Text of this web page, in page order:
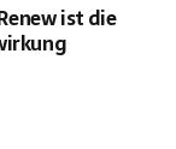
ist die